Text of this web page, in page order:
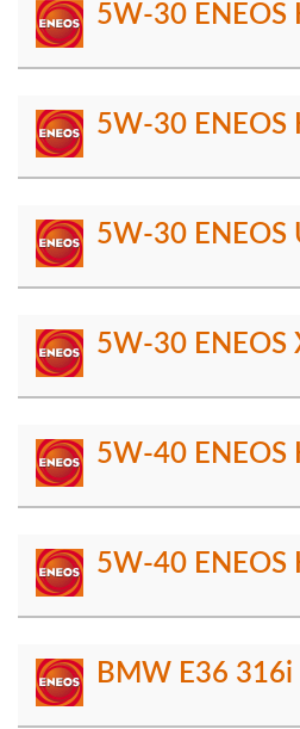
5W-30 ENEOS
5W-30 ENEOS
5W-30 ENEOS
5W-30 ENEOS
5W-40 ENEOS
5W-40 ENEOS
BMW E36 316i